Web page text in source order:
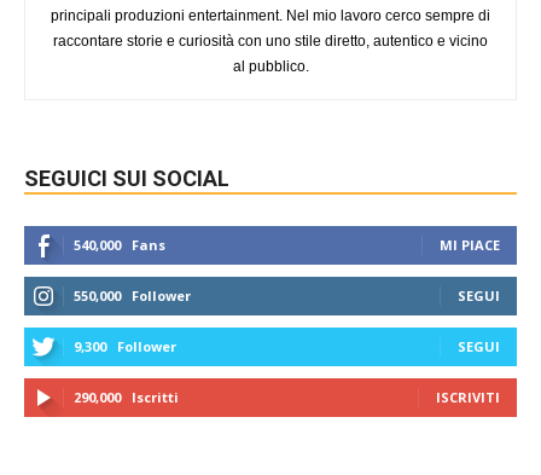
principali produzioni entertainment. Nel mio lavoro cerco sempre di
raccontare storie e curiosità con uno stile diretto, autentico e vicino
al pubblico.
SEGUICI SUI SOCIAL
540,000 Fans MI PIACE
550,000 Follower SEGUI
9,300 Follower SEGUI
290,000 Iscritti ISCRIVITI